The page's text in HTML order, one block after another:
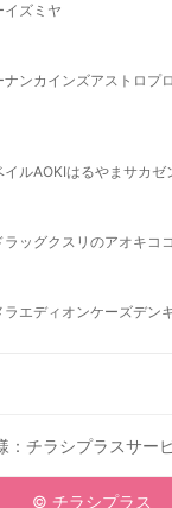
イズミヤ
ナンカインズアストロプ
イルAOKIはるやま サカゼ
ラッグクスリのアオキ コ
ラエディオンケーズデン
：チラシプラスサー
© チラシプラス